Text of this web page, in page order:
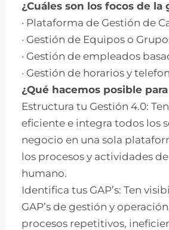
¿Cuáles son los focos de la
· Plataforma de Gestión de
· Gestión de Equipos o
· Gestión de empleados
· Gestión de horarios y
¿Qué hacemos posible
Estructura tu Gestión 4.0:
eficiente e integra todos los
negocio en una sola
los procesos y actividades
humano.
Identifica tus GAP’s: Ten
GAP’s de gestión y
procesos repetitivos,